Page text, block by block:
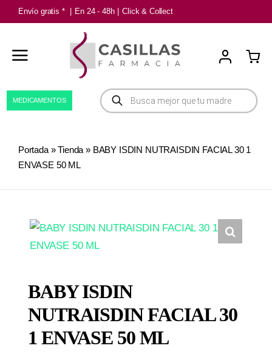
Saltar
al
Envío gratis * En 24 - 48h Click & Collect
Búsqueda
de
productos
MEDICAMENTOS
Portada»Tienda » BABY ISDIN NUTRAISDIN FACIAL 30 1
ENVASE 50 ML
BABY ISDIN
NUTRAISDIN FACIAL 30
1 ENVASE 50 ML